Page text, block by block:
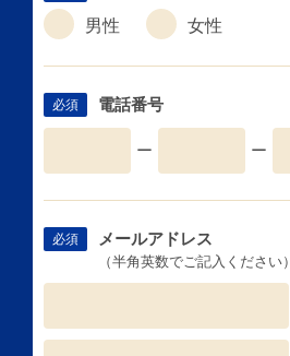
男性
女性
必須 電話番号
ー ー
必須 メールアドレス
（半角英数でご記入ください）